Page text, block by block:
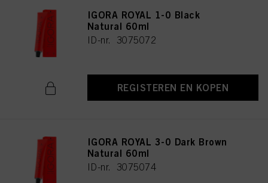
IGORA ROYAL 1-0 Black
Natural 60ml
ID-nr. 3075072
REGISTEREN EN KOPEN
IGORA ROYAL 3-0 Dark Brown
Natural 60ml
ID-nr. 3075074